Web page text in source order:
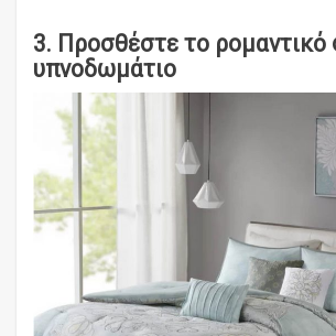
3. Προσθέστε το
υπνοδωμάτιο